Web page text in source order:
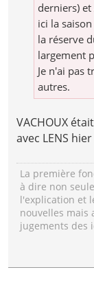
derniers)
ici la
la réserve
largement
Je n'ai pas
autres.
VACHOUX
avec LENS
La première
à dire non
l'explication et
nouvelles mais
jugements des